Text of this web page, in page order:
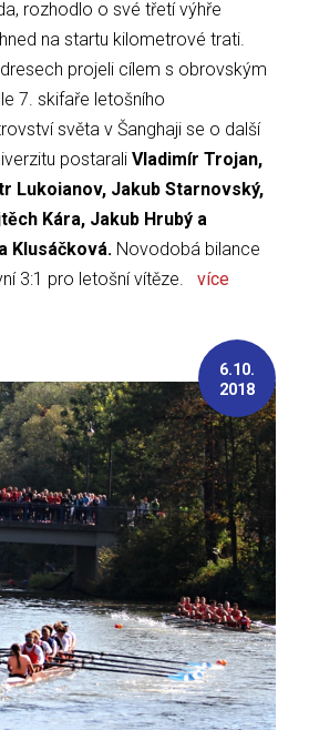
rozhodlo o své třetí výhře
na startu kilometrové trati.
projeli cílem s obrovským
7. skifaře letošního
světa v Šanghaji se o další
postarali Vladimír Trojan,
Lukoianov, Jakub Starnovský,
Kára, Jakub Hrubý a
Klusáčková. Novodobá bilance
3:1 pro letošní vítěze.
více
6.10.
2018